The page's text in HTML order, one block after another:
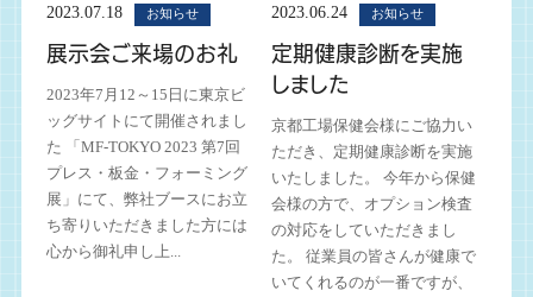
2023.07.18 お知らせ
展示会ご来場のお礼
2023年7月12～15日に東京ビ
ッグサイトにて開催されまし
た 「MF-TOKYO 2023 第7回
プレス・板金・フォーミング
展」にて、弊社ブースにお立
ち寄りいただきました方には
心から御礼申し上...
2023.06.24 お知らせ
定期健康診断を実施
しました
京都工場保健会様にご協力い
ただき、定期健康診断を実施
いたしました。 今年から保健
会様の方で、オプション検査
の対応をしていただきまし
た。 従業員の皆さんが健康で
いてくれるのが一番ですが、